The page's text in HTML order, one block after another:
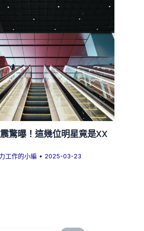
驚曝！這幾位明星竟是XX
工作的小編 • 2025-03-23